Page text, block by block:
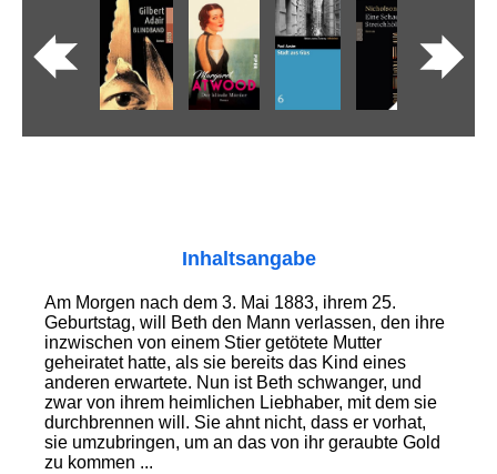
Inhaltsangabe
Am Morgen nach dem 3. Mai 1883, ihrem 25.
Geburtstag, will Beth den Mann verlassen, den ihre
inzwischen von einem Stier getötete Mutter
geheiratet hatte, als sie bereits das Kind eines
anderen erwartete. Nun ist Beth schwanger, und
zwar von ihrem heimlichen Liebhaber, mit dem sie
durchbrennen will. Sie ahnt nicht, dass er vorhat,
sie umzubringen, um an das von ihr geraubte Gold
zu kommen ...